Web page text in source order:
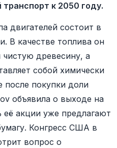
к 2050 году.
двигателей состоит в
В качестве топлива он
чистую древесину, а
собой химически
после покупки доли
объявила о выходе на
акции уже предлагают
Конгресс США в
вопрос о